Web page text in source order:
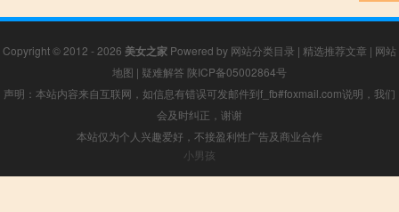
Copyright © 2012 - 2026 美女之家 Powered by 网站分类目录 | 精选推荐文章 | 网站
地图 | 疑难解答 陕ICP备05002864号
声明：本站内容来自互联网，如信息有错误可发邮件到f_fb#foxmail.com说明，我们
会及时纠正，谢谢
本站仅为个人兴趣爱好，不接盈利性广告及商业合作
小男孩